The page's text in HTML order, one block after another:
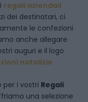
regali aziendali
dei destinatari, ci
le confezioni
anche allegare
auguri e il logo
natalizie
per i vostri Regali
una selezione